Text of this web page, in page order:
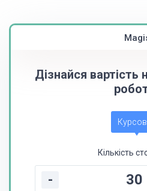
Дізнайся вартість
Кількість
-